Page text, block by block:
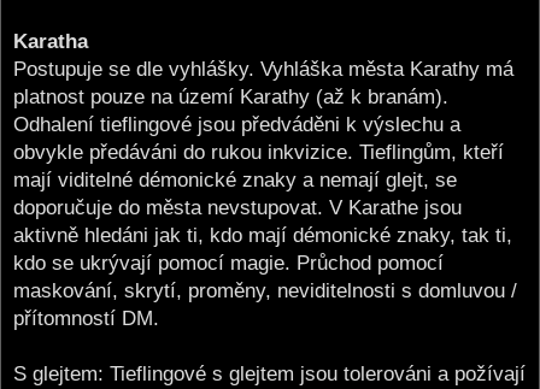
Karatha
Postupuje se dle vyhlášky. Vyhláška města Karathy má
platnost pouze na území Karathy (až k branám).
Odhalení tieflingové jsou předváděni k výslechu a
obvykle předáváni do rukou inkvizice. Tieflingům, kteří
mají viditelné démonické znaky a nemají glejt, se
doporučuje do města nevstupovat. V Karathe jsou
aktivně hledáni jak ti, kdo mají démonické znaky, tak ti,
kdo se ukrývají pomocí magie. Průchod pomocí
maskování, skrytí, proměny, neviditelnosti s domluvou /
přítomností DM.
S glejtem: Tieflingové s glejtem jsou tolerováni a požívají